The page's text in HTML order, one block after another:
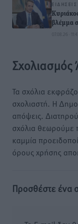
ΕΙΔΉΣΕΙΣ
βλέμμα
07.08.26 ·
Τα σχόλια
σχολιαστή. Η
απόψεις.
σχόλια θεωρούμε
καμμία
όρους χρήσης
Προσθέστε ένα